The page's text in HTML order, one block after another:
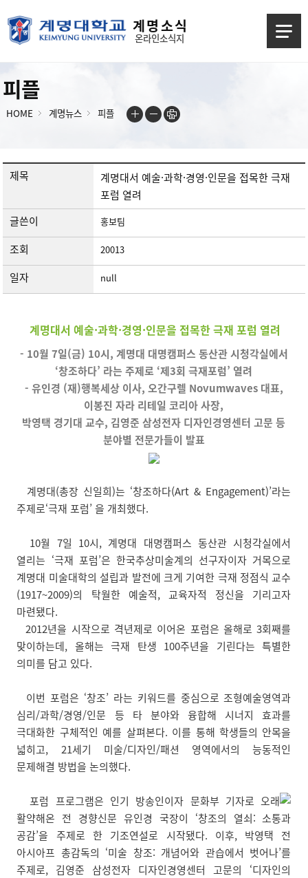
계 명 소 식
온라인소식지
피플
HOME 계명뉴스 피플
제목
계명대서 예술·과학·경영·인문을 접목한 극재
포럼 열려
글쓴이
홍보팀
조회 20013
일자 null
계명대서 예술·과학·경영·인문을 접목한 극재 포럼 열려
- 10월 7일(금) 10시, 계명대 대명캠퍼스 동산관 시청각실에서
‘창조하다’ 라는 주제로 ‘제3회 극재포럼’ 열려
- 유인경 (재)행복세상 이사, 오간구렐 Novumwaves 대표,
이봉진 자라 리테일 코리아 사장,
박영택 경기대 교수, 김영준 삼성전자 디자인경영센터 고문 등
분야별 전문가들이 발표
계명대(총장 신일희)는 ‘창조하다(Art & Engagement)’라는
주제로‘극재 포럼’ 을 개최했다.
10월 7일 10시, 계명대 대명캠퍼스 동산관 시청각실에서
열리는 ‘극재 포럼’은 한국추상미술계의 선구자이자 거목으로
계명대 미술대학의 설립과 발전에 크게 기여한 극재 정점식 교수
(1917~2009)의 탁월한 예술적, 교육자적 정신을 기리고자
마련됐다.
2012년을 시작으로 격년제로 이어온 포럼은 올해로 3회째를
맞이하는데, 올해는 극재 탄생 100주년을 기린다는 특별한
의미를 담고 있다.
이번 포럼은 ‘창조’ 라는 키워드를 중심으로 조형예술영역과
심리/과학/경영/인문 등 타 분야와 융합해 시너지 효과를
극대화한 구체적인 예를 살펴본다. 이를 통해 학생들의 안목을
넓히고, 21세기 미술/디자인/패션 영역에서의 능동적인
문제해결 방법을 논의했다.
포럼 프로그램은 인기 방송인이자 문화부 기자로 오래
활약해온 전 경향신문 유인경 국장이 ‘창조의 열쇠: 소통과
공감’을 주제로 한 기조연설로 시작됐다. 이후, 박영택 전
아시아프 총감독의 ‘미술 창조: 개념어와 관습에서 벗어나’를
주제로, 김영준 삼성전자 디자인경영센터 고문의 ‘디자인의